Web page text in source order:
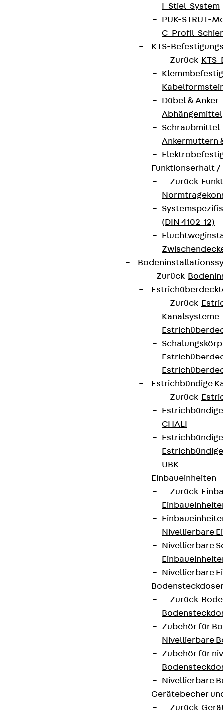
I-Stiel-System
PUK-STRUT-
C-Profil-
KTS-
Zurück
Dübel & Anker
Abhängemittel
Schraubmittel
Ankermuttern
Funktionserhalt
Zurück
(DIN 4102-12)
Zurück
Zurück
Kanalsysteme
Estrichbündige
Zurück
CHALI
UBK
Einbaueinheiten
Zurück
Nivellierbare
Nivellierbare
Nivellierbare
Zurück
Zubehör für
Nivellierbare
Zubehör für
Nivellierbare
Gerätebecher
Zurück